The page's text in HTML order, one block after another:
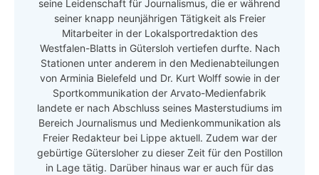
seine Leidenschaft für Journalismus, die er während
seiner knapp neunjährigen Tätigkeit als Freier
Mitarbeiter in der Lokalsportredaktion des
Westfalen-Blatts in Gütersloh vertiefen durfte. Nach
Stationen unter anderem in den Medienabteilungen
von Arminia Bielefeld und Dr. Kurt Wolff sowie in der
Sportkommunikation der Arvato-Medienfabrik
landete er nach Abschluss seines Masterstudiums im
Bereich Journalismus und Medienkommunikation als
Freier Redakteur bei Lippe aktuell. Zudem war der
gebürtige Gütersloher zu dieser Zeit für den Postillon
in Lage tätig. Darüber hinaus war er auch für das